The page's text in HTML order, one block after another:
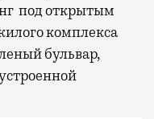
под открытым
комплекса
бульвар,